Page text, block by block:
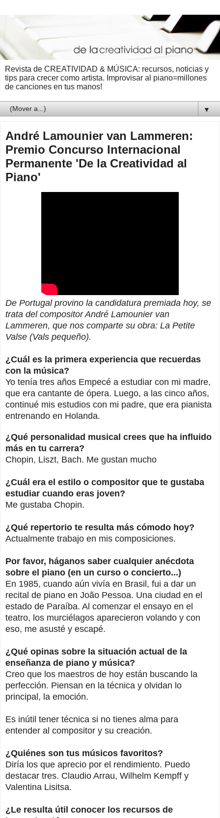
Revista de CREATIVIDAD & MÚSICA: recursos, noticias y
tips para crecer como artista. Improvisar al piano=millones
de canciones en tus manos!
▼
André Lamounier van Lammeren:
Premio Concurso Internacional
Permanente 'De la Creatividad al
Piano'
De Portugal provino la candidatura premiada hoy, se
trata del compositor André Lamounier van
Lammeren, que nos comparte su obra: La Petite
Valse (Vals pequeño).
¿Cuál es la primera experiencia que recuerdas
con la música?
Yo tenía tres años Empecé a estudiar con mi madre,
que era cantante de ópera. Luego, a las cinco años,
continué mis estudios con mi padre, que era pianista
entrenando en Holanda.
¿Qué personalidad musical crees que ha influido
más en tu carrera?
Chopin, Liszt, Bach. Me gustan mucho
¿Cuál era el estilo o compositor que te gustaba
estudiar cuando eras joven?
Me gustaba Chopin.
¿Qué repertorio te resulta más cómodo hoy?
Actualmente trabajo en mis composiciones.
Por favor, háganos saber cualquier anécdota
sobre el piano (en un curso o concierto...)
En 1985, cuando aún vivía en Brasil, fui a dar un
recital de piano en João Pessoa. Una ciudad en el
estado de Paraíba. Al comenzar el ensayo en el
teatro, los murciélagos aparecieron volando y con
eso, me asusté y escapé.
¿Qué opinas sobre la situación actual de la
enseñanza de piano y música?
Creo que los maestros de hoy están buscando la
perfección. Piensan en la técnica y olvidan lo
principal, la emoción.
Es inútil tener técnica si no tienes alma para
entender al compositor y su creación.
¿Quiénes son tus músicos favoritos?
Diría los que aprecio por el rendimiento. Puedo
destacar tres. Claudio Arrau, Wilhelm Kempff y
Valentina Lisitsa.
¿Le resulta útil conocer los recursos de